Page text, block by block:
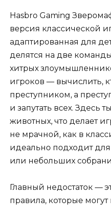
Hasbro Gaming
версия классической
адаптированная для
делятся на две
хитрых
игроков — вычислить,
преступником, а
и запутать всех. Здесь
животных, что делает
не мрачной, как в
идеально подходит
или небольших
Главный недостаток —
правила, которые могут